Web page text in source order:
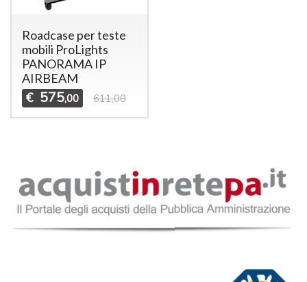
Roadcase per teste
mobili ProLights
PANORAMA IP
AIRBEAM
€ 575,00 611,00